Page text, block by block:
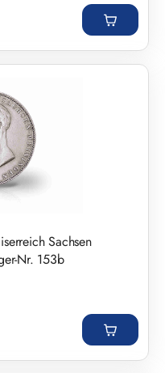
Sachsen
Nr. 153b